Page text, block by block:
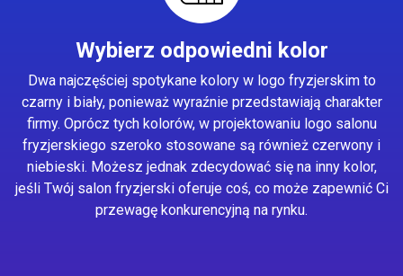
Wybierz odpowiedni kolor
Dwa najczęściej spotykane kolory w logo fryzjerskim to
czarny i biały, ponieważ wyraźnie przedstawiają charakter
firmy. Oprócz tych kolorów, w projektowaniu logo salonu
fryzjerskiego szeroko stosowane są również czerwony i
niebieski. Możesz jednak zdecydować się na inny kolor,
jeśli Twój salon fryzjerski oferuje coś, co może zapewnić Ci
przewagę konkurencyjną na rynku.